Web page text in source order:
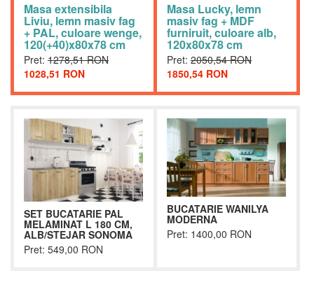
Masa extensibila
Liviu, lemn masiv fag
+ PAL, culoare wenge,
120(+40)x80x78 cm
Pret: 1278,51 RON
1028,51 RON
Masa Lucky, lemn
masiv fag + MDF
furniruit, culoare alb,
120x80x78 cm
Pret: 2050,54 RON
1850,54 RON
SET BUCATARIE PAL
MELAMINAT L 180 CM,
ALB/STEJAR SONOMA
Pret: 549,00 RON
BUCATARIE WANILYA
MODERNA
Pret: 1400,00 RON